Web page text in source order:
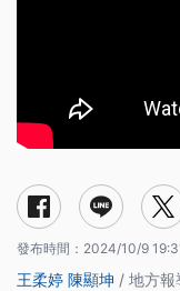
發布時間： 2024/10/9
王柔婷 陳顯坤 / 地方報